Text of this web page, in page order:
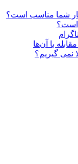
کار شما مناسب است؟
است؟
با آن‌ها
نمی گیریم؟